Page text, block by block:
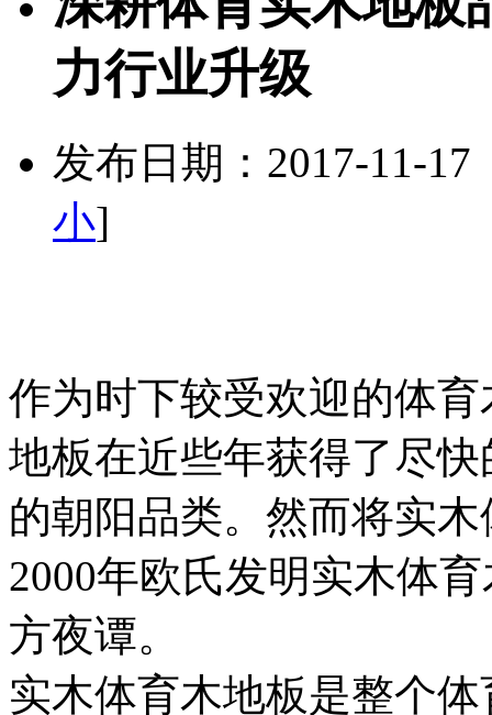
力行业升级
发布日期：2017-11-
小]
作为时下较受欢迎的体
地板在近些年获得了尽
的朝阳品类。然而将实
2000年欧氏发明实木体
方夜谭。
实木体育木地板是整个